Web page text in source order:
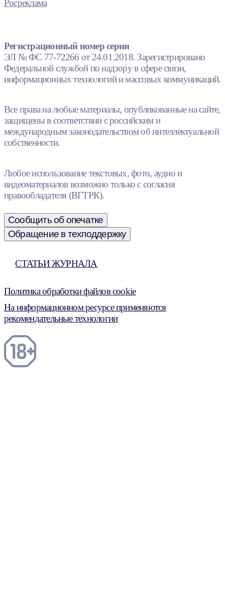
Росреклама
Регистрационный номер серии
ЭЛ № ФС 77-72266 от 24.01.2018. Зарегистрировано
Федеральной службой по надзору в сфере связи,
информационных технологий и массовых коммуникаций.
Все права на любые материалы, опубликованные на сайте,
защищены в соответствии с российским и
международным законодательством об интеллектуальной
собственности.
Любое использование текстовых, фото, аудио и
видеоматериалов возможно только с согласия
правообладателя (ВГТРК).
Сообщить об опечатке
Обращение в техподдержку
СТАТЬИ ЖУРНАЛА
Политика обработки файлов cookie
На информационном ресурсе применяются
рекомендательные технологии